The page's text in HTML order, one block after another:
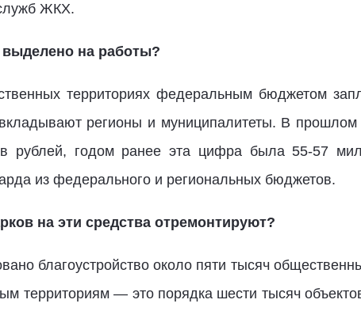
ЖКХ.
на работы?
территориях федеральным бюджетом
регионы и муниципалитеты. В
рублей, годом ранее эта цифра была 55-57
из федерального и региональных бюджетов.
на эти средства отремонтируют?
благоустройство около пяти тысяч
территориям — это порядка шести тысяч